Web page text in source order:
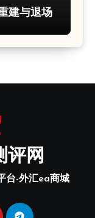
建与退场
评网
台-外汇ea商城